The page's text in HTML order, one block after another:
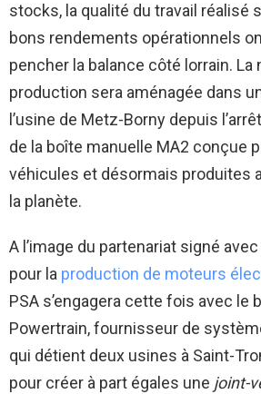
stocks, la qualité du travail réalisé
bons rendements opérationnels
pencher la balance côté lorrain. La
production sera aménagée dans
l’usine de Metz-Borny depuis
de la boîte manuelle MA2 conçue
véhicules et désormais produites
la planète.
A l’image du partenariat signé
pour la production de moteurs
PSA s’engagera cette fois avec le
Powertrain, fournisseur de
qui détient deux usines à Saint-
pour créer à part égales une joint-